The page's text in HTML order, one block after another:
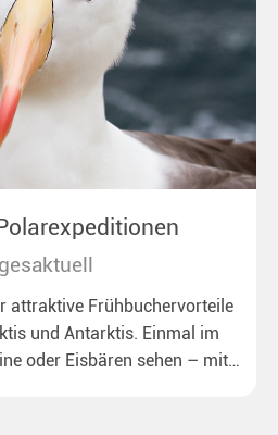
attraktive Frühbuchervorteile
und Antarktis. Einmal im
oder Eisbären sehen – mit